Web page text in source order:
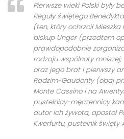
Pierwsze wieki Polski były
Reguły świętego
(ten, który ochrzcił
biskup Unger (przedtem
prawdopodobnie
rodzaju wspólnoty
oraz jego brat i pierwszy
Radzim-Gaudenty (obaj
Monte Cassino i na
pustelnicy-męczennicy
autor ich żywota, apostoł
Kwerfurtu, pustelnik święty